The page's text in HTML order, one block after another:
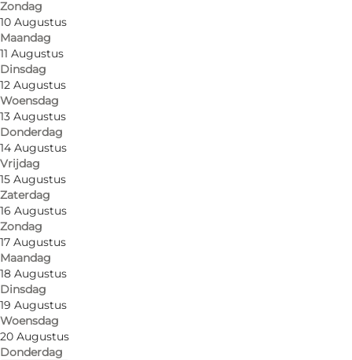
Zondag
10 Augustus
Maandag
11 Augustus
Dinsdag
12 Augustus
Woensdag
13 Augustus
Donderdag
14 Augustus
Vrijdag
15 Augustus
Zaterdag
16 Augustus
Zondag
17 Augustus
Maandag
18 Augustus
Dinsdag
19 Augustus
Woensdag
20 Augustus
Donderdag
An eldorado for windsurfers and anglers. Good
facilities for children. Sheltered conditions and
first-class facilities building. Luxury cabins with
shower and toilet for rent.
Drive from Sønderborg to Skovby on Route427
and turn left toward Skovmose.
The site is situated directly by the water.
Facebook
Tripadvisor